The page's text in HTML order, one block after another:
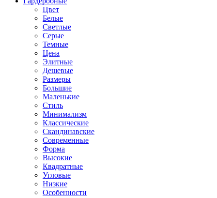
Цвет
Белые
Светлые
Серые
Темные
Цена
Элитные
Дешевые
Размеры
Большие
Маленькие
Стиль
Минимализм
Классические
Скандинавские
Современные
Форма
Высокие
Квадратные
Угловые
Низкие
Особенности